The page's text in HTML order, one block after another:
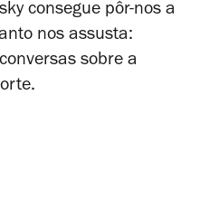
consegue pôr-nos a
nos assusta:
sobre a